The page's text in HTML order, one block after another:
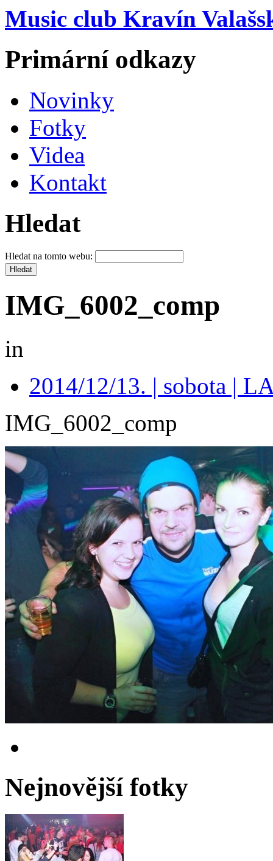
Music club Kravín
Primární odkazy
Novinky
Fotky
Videa
Kontakt
Hledat
Hledat na tomto webu:
IMG_6002_comp
in
2014/12/13. | sobota |
IMG_6002_comp
Nejnovější fotky